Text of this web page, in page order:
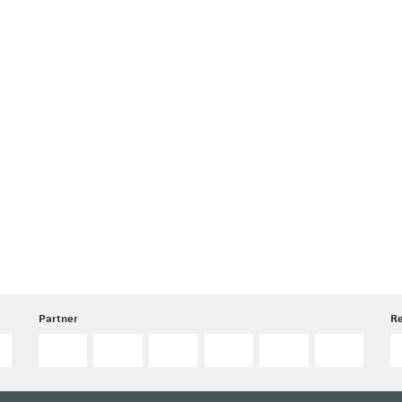
Partner